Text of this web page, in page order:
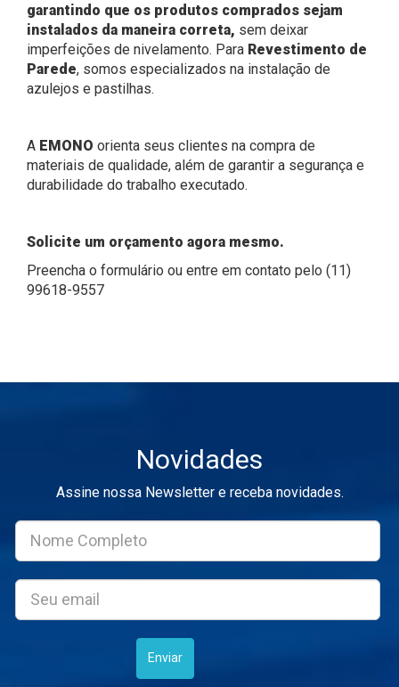
garantindo que os produtos comprados sejam
instalados da maneira correta, sem deixar
imperfeições de nivelamento. Para Revestimento de
Parede, somos especializados na instalação de
azulejos e pastilhas.
A EMONO orienta seus clientes na compra de
materiais de qualidade, além de garantir a segurança e
durabilidade do trabalho executado.
Solicite um orçamento agora mesmo.
Preencha o formulário ou entre em contato pelo (11)
99618-9557
Novidades
Assine nossa Newsletter e receba novidades.